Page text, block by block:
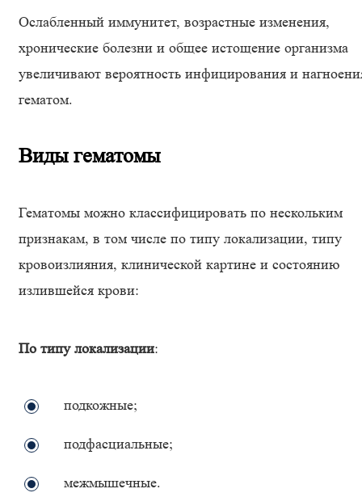
Ослабленный иммунитет, возрастные изменения,
хронические болезни и общее истощение организма
увеличивают вероятность инфицирования и
гематом.
Виды гематомы
Гематомы можно классифицировать по нескольким
признакам, в том числе по типу локализации, типу
кровоизлияния, клинической картине и состоянию
излившейся крови:
По типу локализации:
подкожные;
подфасциальные;
межмышечные.